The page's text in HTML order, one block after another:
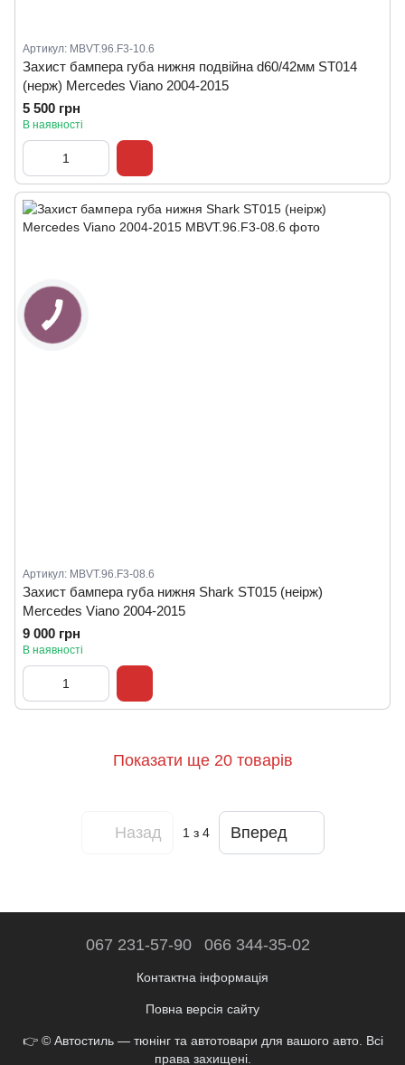
Артикул: MBVT.96.F3-10.6
Захист бампера губа нижня подвійна d60/42мм ST014
(нерж) Mercedes Viano 2004-2015
5 500 грн
В наявності
Артикул: MBVT.96.F3-08.6
Захист бампера губа нижня Shark ST015 (неірж)
Mercedes Viano 2004-2015
9 000 грн
В наявності
Показати ще 20 товарів
Назад 1 з 4 Вперед
067 231-57-90 066 344-35-02
Контактна інформація
Повна версія сайту
👉 © Автостиль — тюнінг та автотовари для вашого авто. Всі
права захищені.